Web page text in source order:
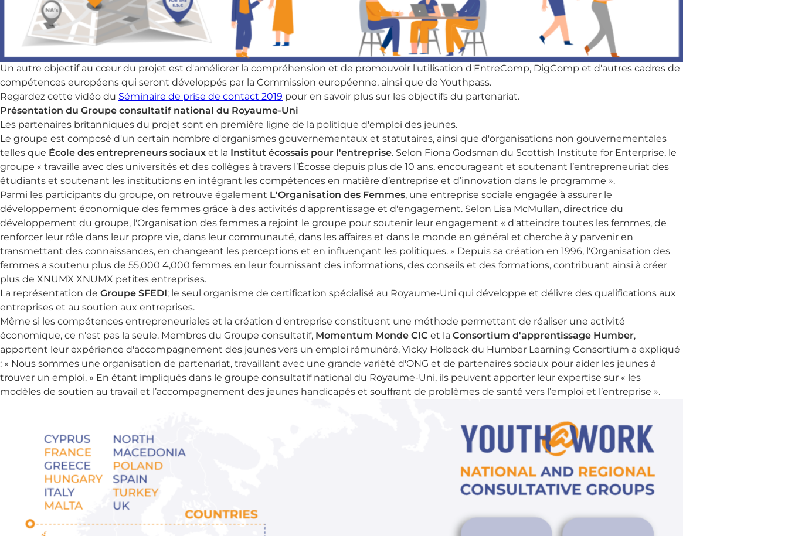
Un autre objectif au cœur du projet est d'améliorer la compréhension et de promouvoir l'utilisation d'EntreComp, DigComp et d'autres cadres de
compétences européens qui seront développés par la Commission européenne, ainsi que de Youthpass.
Regardez cette vidéo du Séminaire de prise de contact 2019 pour en savoir plus sur les objectifs du partenariat.
Présentation du Groupe consultatif national du Royaume-Uni
Les partenaires britanniques du projet sont en première ligne de la politique d'emploi des jeunes.
Le groupe est composé d'un certain nombre d'organismes gouvernementaux et statutaires, ainsi que d'organisations non gouvernementales
telles que École des entrepreneurs sociaux et la Institut écossais pour l'entreprise. Selon Fiona Godsman du Scottish Institute for Enterprise, le
groupe « travaille avec des universités et des collèges à travers l’Écosse depuis plus de 10 ans, encourageant et soutenant l’entrepreneuriat des
étudiants et soutenant les institutions en intégrant les compétences en matière d’entreprise et d’innovation dans le programme ».
Parmi les participants du groupe, on retrouve également L'Organisation des Femmes, une entreprise sociale engagée à assurer le
développement économique des femmes grâce à des activités d'apprentissage et d'engagement. Selon Lisa McMullan, directrice du
développement du groupe, l'Organisation des femmes a rejoint le groupe pour soutenir leur engagement « d'atteindre toutes les femmes, de
renforcer leur rôle dans leur propre vie, dans leur communauté, dans les affaires et dans le monde en général et cherche à y parvenir en
transmettant des connaissances, en changeant les perceptions et en influençant les politiques. » Depuis sa création en 1996, l'Organisation des
femmes a soutenu plus de 55,000 4,000 femmes en leur fournissant des informations, des conseils et des formations, contribuant ainsi à créer
plus de XNUMX XNUMX petites entreprises.
La représentation de Groupe SFEDI; le seul organisme de certification spécialisé au Royaume-Uni qui développe et délivre des qualifications aux
entreprises et au soutien aux entreprises.
Même si les compétences entrepreneuriales et la création d'entreprise constituent une méthode permettant de réaliser une activité
économique, ce n'est pas la seule. Membres du Groupe consultatif, Momentum Monde CIC et la Consortium d'apprentissage Humber,
apportent leur expérience d'accompagnement des jeunes vers un emploi rémunéré. Vicky Holbeck du Humber Learning Consortium a expliqué
: « Nous sommes une organisation de partenariat, travaillant avec une grande variété d'ONG et de partenaires sociaux pour aider les jeunes à
trouver un emploi. » En étant impliqués dans le groupe consultatif national du Royaume-Uni, ils peuvent apporter leur expertise sur « les
modèles de soutien au travail et l’accompagnement des jeunes handicapés et souffrant de problèmes de santé vers l’emploi et l’entreprise ».